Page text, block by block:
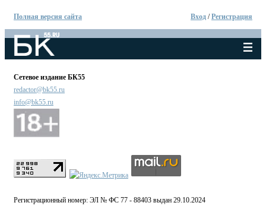
Полная версия сайта Вход /Регистрация
Сетевое издание БК55
redactor@bk55.ru
info@bk55.ru
Регистрационный номер: ЭЛ № ФС 77 - 88403 выдан 29.10.2024